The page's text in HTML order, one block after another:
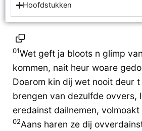
Hoofdstukken
01Wet geft ja bloots n glimp
kommen, nait heur woare
Doarom kin dij wet nooit deur t
brengen van dezulfde ovvers,
eredainst dailnemen, volmoakt
02Aans haren ze dij